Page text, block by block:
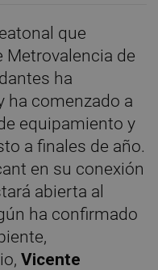
que
Metrovalencia de
ha
ha comenzado a
equipamiento y
a finales de año.
en su conexión
abierta al
ha confirmado
Vicente